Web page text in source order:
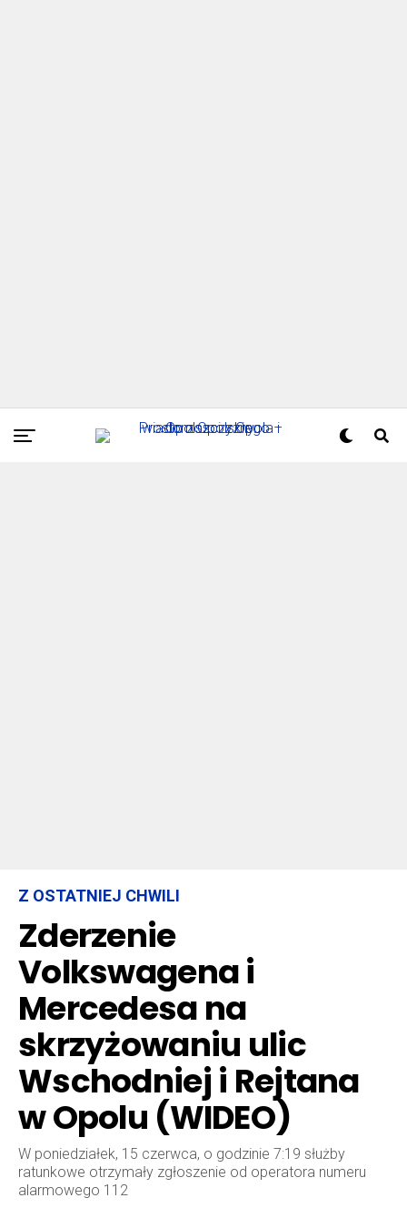
Z OSTATNIEJ CHWILI
Zderzenie
Volkswagena i
Mercedesa na
skrzyżowaniu ulic
Wschodniej i Rejtana
w Opolu (WIDEO)
W poniedziałek, 15 czerwca, o godzinie 7:19 służby
ratunkowe otrzymały zgłoszenie od operatora numeru
alarmowego 112